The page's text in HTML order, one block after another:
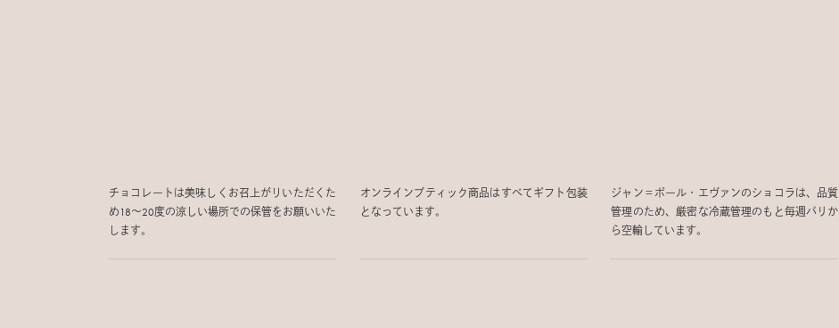
チョコレートは美味しくお召上がりいただくた
め18〜20度の涼しい場所での保管をお願いいた
します。
オンラインブティック商品はすべてギフト包装
となっています。
ジャン＝ポール・エヴァンのショコラは、品質
管理のため、厳密な冷蔵管理のもと毎週パリか
ら空輸しています。